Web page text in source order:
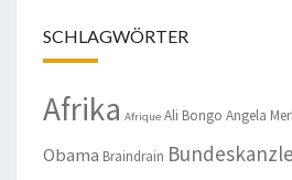
SCHLAGWÖRTER
Afrika Afrique Ali Bongo Angela
Obama Braindrain